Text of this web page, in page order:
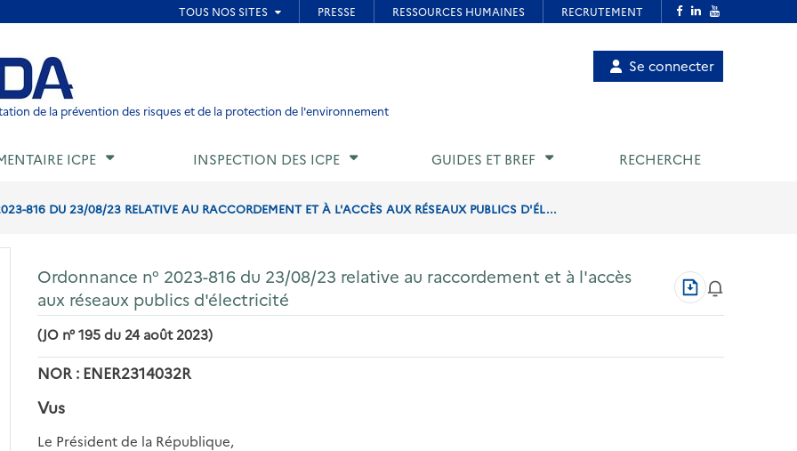
de page
de la prévention des risques et de la protection de l'environnement
Menu
utilisateur
Se connecter
ICPE INSPECTION DES ICPE GUIDES ET BREF RECHERCHE
816 DU 23/08/23 RELATIVE AU RACCORDEMENT ET À L'ACCÈS AUX RÉSEAUX PUBLICS D'ÉL...
Ordonnance n° 2023-816 du 23/08/23 relative au raccordement et à l'accès
aux réseaux publics d'électricité
Télécharger
au
format
(JO n° 195 du 24 août 2023)
NOR : ENER2314032R
Vus
Le Président de la République,